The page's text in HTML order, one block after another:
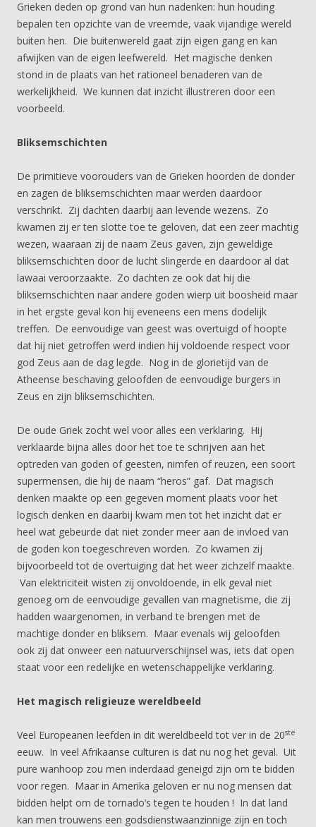
Grieken deden op grond van hun nadenken: hun houding
bepalen ten opzichte van de vreemde, vaak vijandige wereld
buiten hen. Die buitenwereld gaat zijn eigen gang en kan
afwijken van de eigen leefwereld. Het magische denken
stond in de plaats van het rationeel benaderen van de
werkelijkheid. We kunnen dat inzicht illustreren door een
voorbeeld.
Bliksemschichten
De primitieve voorouders van de Grieken hoorden de donder
en zagen de bliksemschichten maar werden daardoor
verschrikt. Zij dachten daarbij aan levende wezens. Zo
kwamen zij er ten slotte toe te geloven, dat een zeer machtig
wezen, waaraan zij de naam Zeus gaven, zijn geweldige
bliksemschichten door de lucht slingerde en daardoor al dat
lawaai veroorzaakte. Zo dachten ze ook dat hij die
bliksemschichten naar andere goden wierp uit boosheid maar
in het ergste geval kon hij eveneens een mens dodelijk
treffen. De eenvoudige van geest was overtuigd of hoopte
dat hij niet getroffen werd indien hij voldoende respect voor
god Zeus aan de dag legde. Nog in de glorietijd van de
Atheense beschaving geloofden de eenvoudige burgers in
Zeus en zijn bliksemschichten.
De oude Griek zocht wel voor alles een verklaring. Hij
verklaarde bijna alles door het toe te schrijven aan het
optreden van goden of geesten, nimfen of reuzen, een soort
supermensen, die hij de naam “heros” gaf. Dat magisch
denken maakte op een gegeven moment plaats voor het
logisch denken en daarbij kwam men tot het inzicht dat er
heel wat gebeurde dat niet zonder meer aan de invloed van
de goden kon toegeschreven worden. Zo kwamen zij
bijvoorbeeld tot de overtuiging dat het weer zichzelf maakte.
Van elektriciteit wisten zij onvoldoende, in elk geval niet
genoeg om de eenvoudige gevallen van magnetisme, die zij
hadden waargenomen, in verband te brengen met de
machtige donder en bliksem. Maar evenals wij geloofden
ook zij dat onweer een natuurverschijnsel was, iets dat open
staat voor een redelijke en wetenschappelijke verklaring.
Het magisch religieuze wereldbeeld
Veel Europeanen leefden in dit wereldbeeld tot ver in de 20ste
eeuw. In veel Afrikaanse culturen is dat nu nog het geval. Uit
pure wanhoop zou men inderdaad geneigd zijn om te bidden
voor regen. Maar in Amerika geloven er nu nog mensen dat
bidden helpt om de tornado’s tegen te houden ! In dat land
kan men trouwens een godsdienstwaanzinnige zijn en toch